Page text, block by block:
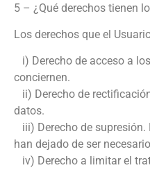
5 – ¿Qué derechos tienen
Los derechos que el
i) Derecho de acceso a
conciernen.
ii) Derecho de
datos.
iii) Derecho de supresión.
han dejado de ser
iv) Derecho a limitar el